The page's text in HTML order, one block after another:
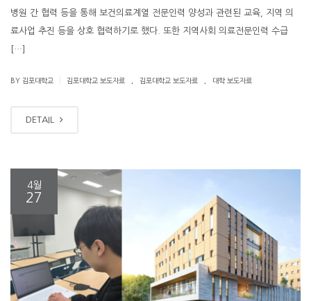
병원 간 협력 등을 통해 보건의료계열 전문인력 양성과 관련된 교육, 지역 의
료사업 추진 등을 상호 협력하기로 했다. 또한 지역사회 의료전문인력 수급
[…]
BY 김포대학교 김포대학교 보도자료 김포대학교 보도자료 대학 보도자료
DETAIL
4월
27